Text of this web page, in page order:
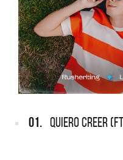
01. QUIERO CREER